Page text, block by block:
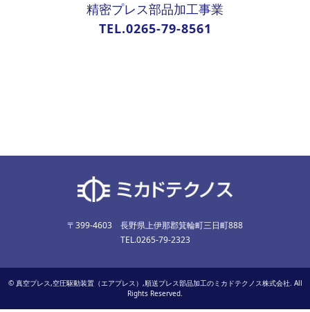
精密プレス部品加工事業
TEL.0265-79-8561
〒399-4603 長野県上伊那郡箕輪町三日町888
TEL.0265-79-2323
© 真空プレス,空圧駆動装置（エアプレス）,順送プレス部品加工のミカドテクノス株式会社. All
Rights Reserved.